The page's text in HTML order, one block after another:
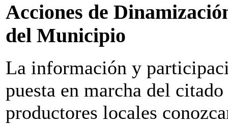
Acciones de
del Municipio
La información y
puesta en marcha del
productores locales